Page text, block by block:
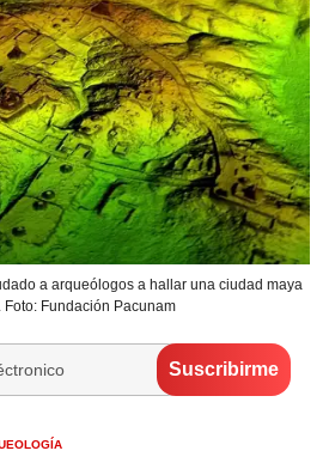
a arqueólogos a hallar una ciudad maya
Foto: Fundación Pacunam